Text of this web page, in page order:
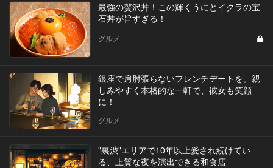
最強の贅沢丼！この輝くうにとイクラの宝
石丼が旨すぎる！
グルメ
銀座で肩肘張らないフレンチデートを。親
しみやすく本格的な一軒で、彼女も笑顔
に！
グルメ
"裏渋"エリアで10年以上愛され続けてい
る、上質な夜を演出できる和食店